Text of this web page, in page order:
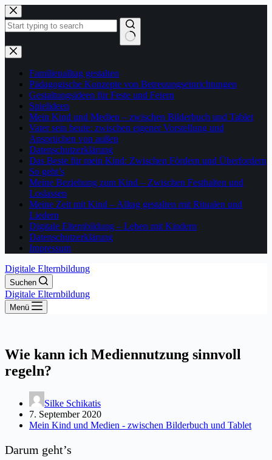
Zum
Inhalt
springen
Keine
Ergebnisse
Familienalltag gestalten
Pädagogische Konzepte von Betreuungseinrichtungen
Gestaltungsideen für Feste und Feiern
Spielideen
Mein Kind und Medien – zwischen Bilderbuch und Tablet
Vater sein heute: zwischen eigener Vorstellung und
Ansprüchen von außen
Datenschutzerklärung
Das Beste für mein Kind: Zwischen Fördern und Überfordern
So geht’s
Meine Beziehung zum Kind – Zwischen Festhalten und
Loslassen
Meine Zeit mit Kind – Alltag gestalten mit Ritualen und
Liedern
Digitale Elternbildung – Leben mit Kindern
Datenschutzerklärung
Impressum
Digitale Elternbildung
Suchen
Digitale Elternbildung
Menü
Wie kann ich Mediennutzung sinnvoll
regeln?
Silke Schikatis
7. September 2020
Mein Kind und Medien - zwischen Bilderbuch und Tablet
Darum geht’s